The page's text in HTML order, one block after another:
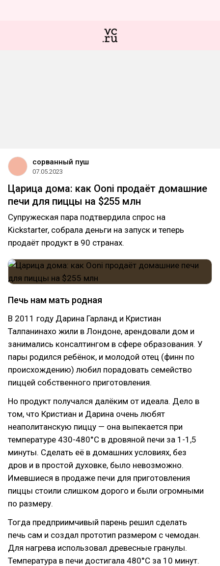
сорванный пуш
07.05.2023
Царица дома: как Ooni продаёт домашние
печи для пиццы на $255 млн
Супружеская пара подтвердила спрос на
Kickstarter, собрала деньги на запуск и теперь
продаёт продукт в 90 странах.
Печь нам мать родная
В 2011 году Дарина Гарланд и Кристиан
Талпанинахо жили в Лондоне, арендовали дом и
занимались консалтингом в сфере образования. У
пары родился ребёнок, и молодой отец (финн по
происхождению) любил порадовать семейство
пиццей собственного приготовления.
Но продукт получался далёким от идеала. Дело в
том, что Кристиан и Дарина очень любят
неаполитанскую пиццу — она выпекается при
температуре 430-480°C в дровяной печи за 1-1,5
минуты. Сделать её в домашних условиях, без
дров и в простой духовке, было невозможно.
Имевшиеся в продаже печи для приготовления
пиццы стоили слишком дорого и были огромными
по размеру.
Тогда предприимчивый парень решил сделать
печь сам и создал прототип размером с чемодан.
Для нагрева использовал древесные гранулы.
Температура в печи достигала 480°C за 10 минут.